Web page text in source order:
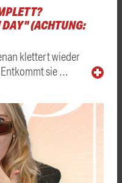
(ACHTUNG:
klettert wieder
sie …